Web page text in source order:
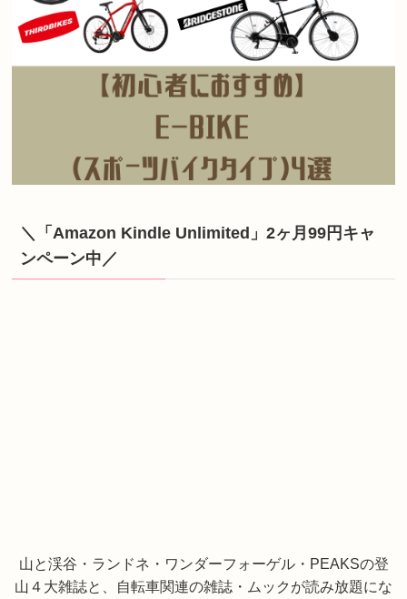
＼「Amazon Kindle Unlimited」2ヶ月99円キャ
ンペーン中／
山と渓谷・ランドネ・ワンダーフォーゲル・PEAKSの登
山４大雑誌と、自転車関連の雑誌・ムックが読み放題にな